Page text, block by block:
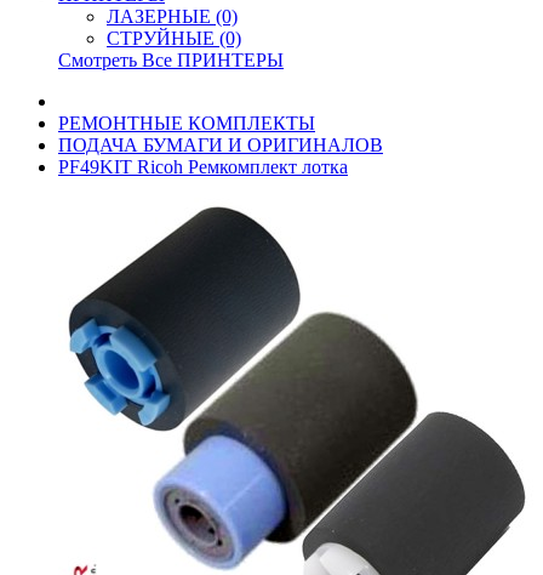
ЛАЗЕРНЫЕ (0)
СТРУЙНЫЕ (0)
Смотреть Все ПРИНТЕРЫ
РЕМОНТНЫЕ КОМПЛЕКТЫ
ПОДАЧА БУМАГИ И ОРИГИНАЛОВ
PF49KIT Ricoh Ремкомплект лотка